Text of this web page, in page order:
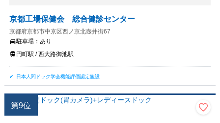
京都工場保健会 総合健診センター
京都府京都市中京区西ノ京北壺井街67
駐車場： あり
円町駅 / 西大路御池駅
日本人間ドック学会機能評価認定施設
第9位